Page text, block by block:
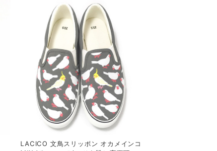
LACICO 文鳥スリッポン オカメインコ